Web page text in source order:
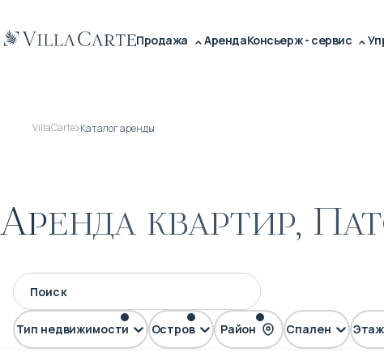
Продажа АрендаКонсьерж - сервис
VillaCarte Каталог аренды
Аренда квартир,
Тип недвижимости Остров Район Спален
FLAT Пхукет Патонг